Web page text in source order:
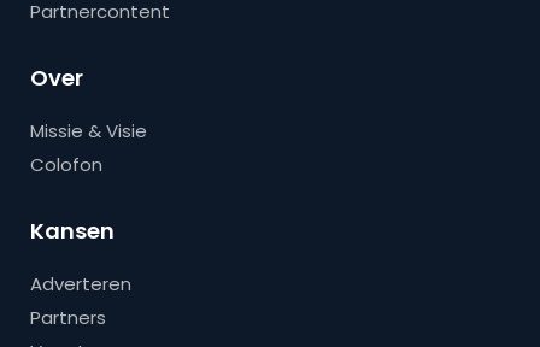
Partnercontent
Over
Missie & Visie
Colofon
Kansen
Adverteren
Partners